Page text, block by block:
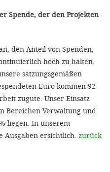
Spende, der den Projekten
den Anteil von Spenden,
hoch zu halten.
satzungsgemäßen
Euro kommen 92
zugute. Unser Einsatz
Bereichen Verwaltung und
liegen. In unserem
Ausgaben ersichtlich. zurück